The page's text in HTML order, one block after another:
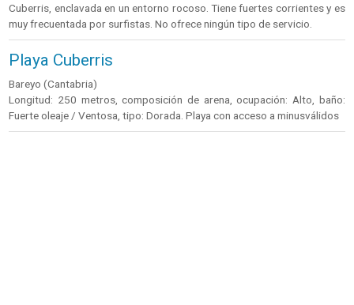
Cuberris, enclavada en un entorno rocoso. Tiene fuertes corrientes y es
muy frecuentada por surfistas. No ofrece ningún tipo de servicio.
Playa Cuberris
Bareyo (Cantabria)
Longitud: 250 metros, composición de arena, ocupación: Alto, baño:
Fuerte oleaje / Ventosa, tipo: Dorada. Playa con acceso a minusválidos